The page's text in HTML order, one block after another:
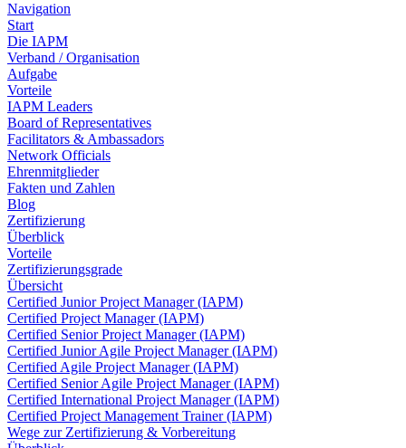
Navigation
Start
Die IAPM
Verband / Organisation
Aufgabe
Vorteile
IAPM Leaders
Board of Representatives
Facilitators & Ambassadors
Network Officials
Ehrenmitglieder
Fakten und Zahlen
Blog
Zertifizierung
Überblick
Vorteile
Zertifizierungsgrade
Übersicht
Certified Junior Project Manager (IAPM)
Certified Project Manager (IAPM)
Certified Senior Project Manager (IAPM)
Certified Junior Agile Project Manager (IAPM)
Certified Agile Project Manager (IAPM)
Certified Senior Agile Project Manager (IAPM)
Certified International Project Manager (IAPM)
Certified Project Management Trainer (IAPM)
Wege zur Zertifizierung & Vorbereitung